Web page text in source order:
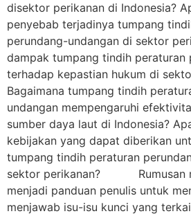
disektor perikanan di Indonesia?
penyebab terjadinya tumpang
perundang-undangan di sektor
dampak tumpang tindih peraturan
terhadap kepastian hukum di
Bagaimana tumpang tindih
undangan mempengaruhi
sumber daya laut di Indonesia?
kebijakan yang dapat diberikan
tumpang tindih peraturan
sektor perikanan? Rumusan
menjadi panduan penulis untuk
menjawab isu-isu kunci yang